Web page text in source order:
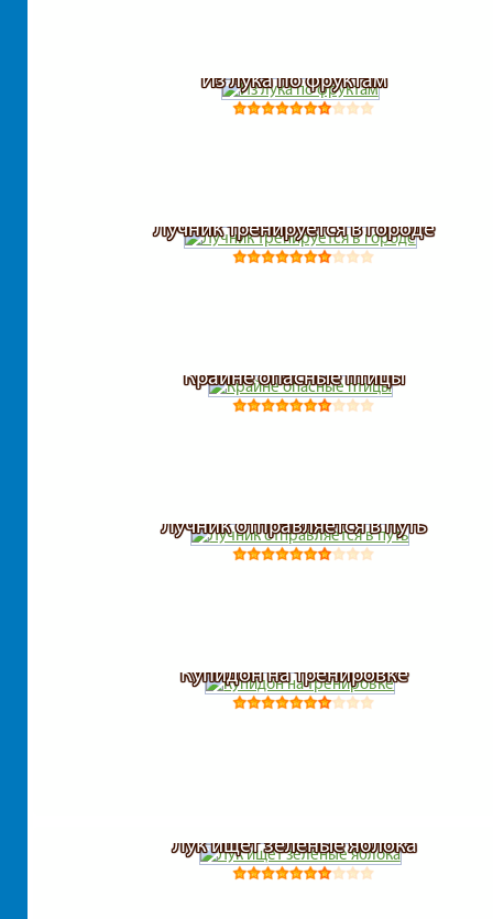
Из лука по фруктам
Лучник тренируется в городе
Крайне опасные птицы
Лучник отправляется в путь
Купидон на тренировке
Лук ищет зеленые яблока